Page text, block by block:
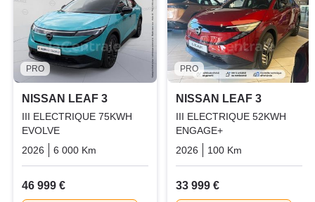
PRO
NISSAN LEAF 3
III ELECTRIQUE 75KWH
EVOLVE
2026
6 000 Km Electric
46 999 €
PRO
NISSAN LEAF 3
III ELECTRIQUE 52KWH
ENGAGE+
2026
100 Km
33 999 €